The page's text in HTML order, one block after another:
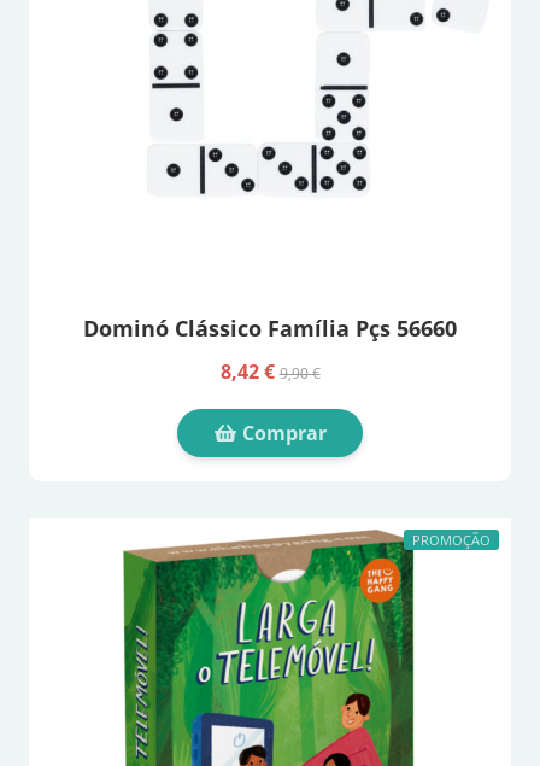
Dominó Clássico Família Pçs 56660
8,42 €9,90 €
Comprar
PROMOÇÃO